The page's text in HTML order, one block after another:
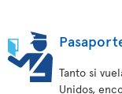
Tanto si
Unidos,